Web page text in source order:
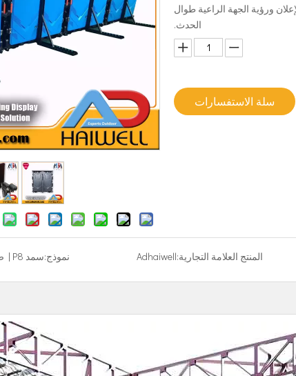
ورؤية الجهة الراعية طوال
الحدث.
سلة الاستفسارات
نموذج:سمد P8 | ص10 المنتج العلامة التجارية:Adhaiwell